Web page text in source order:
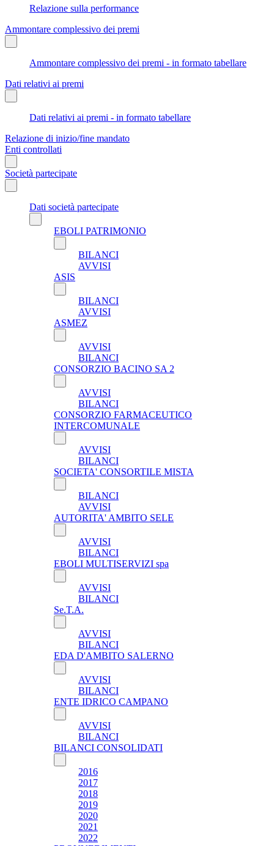
Relazione sulla performance
Ammontare complessivo dei premi
Ammontare complessivo dei premi - in formato tabellare
Dati relativi ai premi
Dati relativi ai premi - in formato tabellare
Relazione di inizio/fine mandato
Enti controllati
Società partecipate
Dati società partecipate
EBOLI PATRIMONIO
BILANCI
AVVISI
ASIS
BILANCI
AVVISI
ASMEZ
AVVISI
BILANCI
CONSORZIO BACINO SA 2
AVVISI
BILANCI
CONSORZIO FARMACEUTICO
INTERCOMUNALE
AVVISI
BILANCI
SOCIETA' CONSORTILE MISTA
BILANCI
AVVISI
AUTORITA' AMBITO SELE
AVVISI
BILANCI
EBOLI MULTISERVIZI spa
AVVISI
BILANCI
Se.T.A.
AVVISI
BILANCI
EDA D'AMBITO SALERNO
AVVISI
BILANCI
ENTE IDRICO CAMPANO
AVVISI
BILANCI
BILANCI CONSOLIDATI
2016
2017
2018
2019
2020
2021
2022